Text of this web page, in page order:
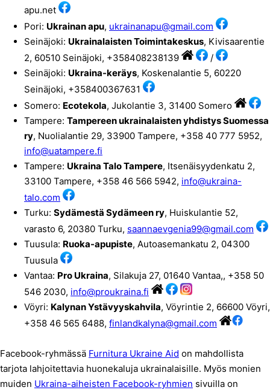
apu.net
Pori: Ukrainan apu, ukrainanapu@gmail.com
Seinäjoki: Ukrainalaisten Toimintakeskus, Kivisaarentie
2, 60510 Seinäjoki, +358408238139
/
Seinäjoki: Ukraina-keräys, Koskenalantie 5, 60220
Seinäjoki, +358400367631
Somero: Ecotekola, Jukolantie 3, 31400 Somero
Tampere: Tampereen ukrainalaisten yhdistys Suomessa
ry, Nuolialantie 29, 33900 Tampere, +358 40 777 5952,
info@uatampere.fi
Tampere: Ukraina Talo Tampere, Itsenäisyydenkatu 2,
33100 Tampere, +358 46 566 5942, info@ukraina-
talo.com
Turku: Sydämestä Sydämeen ry, Huiskulantie 52,
varasto 6, 20380 Turku, saannaevgenia99@gmail.com
Tuusula: Ruoka-apupiste, Autoasemankatu 2, 04300
Tuusula
Vantaa: Pro Ukraina, Silakuja 27, 01640 Vantaa,, +358 50
546 2030, info@proukraina.fi
Vöyri: Kalynan Ystävyyskahvila, Vöyrintie 2, 66600 Vöyri,
+358 46 565 6488, finlandkalyna@gmail.com
Facebook-ryhmässä Furnitura Ukraine Aid on mahdollista
tarjota lahjoitettavia huonekaluja ukrainalaisille. Myös monien
muiden Ukraina-aiheisten Facebook-ryhmien sivuilla on